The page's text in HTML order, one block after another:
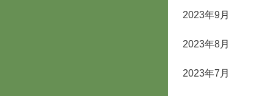
2023年9月
2023年8月
2023年7月